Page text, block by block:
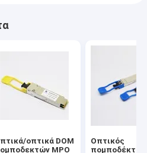
οπτικά DOM
MPO
Οπτικός
πομποδέκτης